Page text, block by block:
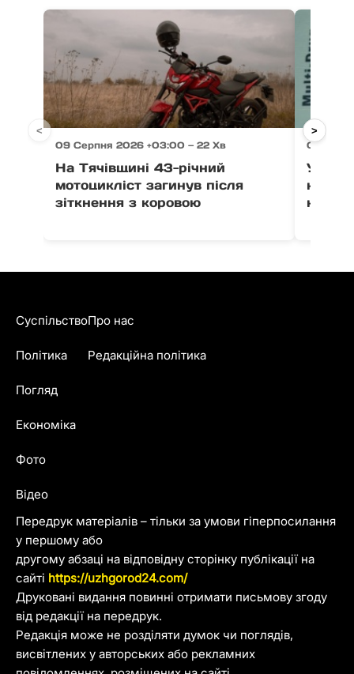
09 Серпня 2026 +03:00 — 22 Хв
На Тячівщині 43-річний
мотоцикліст загинув після
зіткнення з коровою
09
У
< >
Передрук матеріалів – тільки за умови гіперпосилання
у першому або
другому абзаці на відповідну сторінку публікації на
сайті https://uzhgorod24.com/
Друковані видання повинні отримати письмову згоду
від редакції на передрук.
Редакція може не розділяти думок чи поглядів,
висвітлених у авторських або рекламних
Суспільство
Політика
Погляд
Економіка
Фото
Відео
Про нас
Редакційна політика